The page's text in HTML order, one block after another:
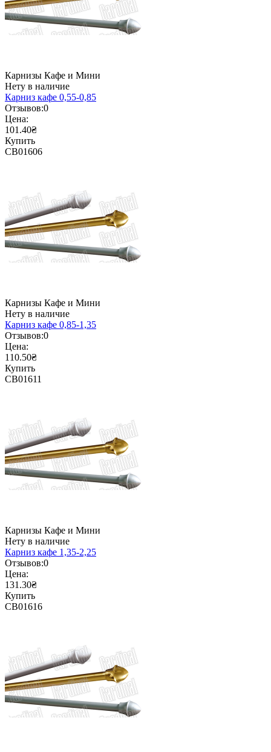
Карнизы Кафе и Мини
Нету в наличие
Карниз кафе 0,55-0,85
Отзывов:0
Цена:
101.40₴
Купить
CB01606
Карнизы Кафе и Мини
Нету в наличие
Карниз кафе 0,85-1,35
Отзывов:0
Цена:
110.50₴
Купить
CB01611
Карнизы Кафе и Мини
Нету в наличие
Карниз кафе 1,35-2,25
Отзывов:0
Цена:
131.30₴
Купить
CB01616